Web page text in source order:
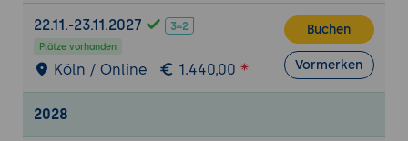
Abhängigkeiten zu Lieferanten und
Eine belastbare Bestandsaufnahme
aufbauen
22.11.-23.11.2027
Plätze vorhanden
Köln / Online 1.440,00
Buchen
Vormerken
2028